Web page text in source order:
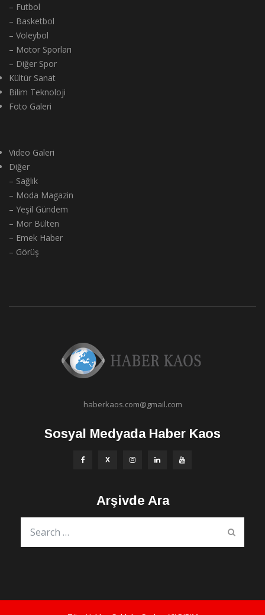
– Futbol
– Basketbol
– Voleybol
– Motor Sporları
– Diğer Spor
Kültür Sanat
Bilim Teknoloji
Foto Galeri
Video Galeri
Diğer
– Sağlık
– Moda Magazin
– Yeşil Gündem
– Mor Bülten
– Emek Haber
– Görüş
haberkaos.com@gmail.com
Sosyal Medyada Haber Kaos
Arşivde Ara